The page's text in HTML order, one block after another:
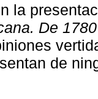
la
De
de